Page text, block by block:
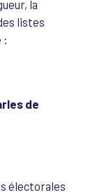
la
listes
:
de
électorales